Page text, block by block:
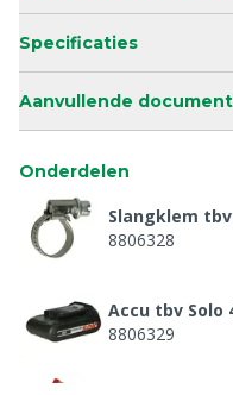
Specificaties
Aanvullende
Onderdelen
Slangklem
8806328
Accu tbv Solo
8806329